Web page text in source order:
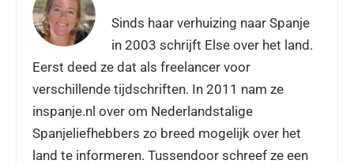
Sinds haar verhuizing naar Spanje
in 2003 schrijft Else over het land.
Eerst deed ze dat als freelancer voor
verschillende tijdschriften. In 2011 nam ze
inspanje.nl over om Nederlandstalige
Spanjeliefhebbers zo breed mogelijk over het
land te informeren. Tussendoor schreef ze een